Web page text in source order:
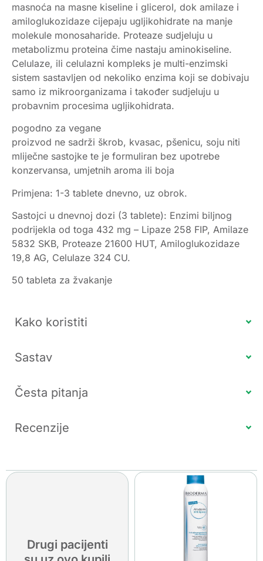
masnoća na masne kiseline i glicerol, dok amilaze i
amiloglukozidaze cijepaju ugljikohidrate na manje
molekule monosaharide. Proteaze sudjeluju u
metabolizmu proteina čime nastaju aminokiseline.
Celulaze, ili celulazni kompleks je multi-enzimski
sistem sastavljen od nekoliko enzima koji se dobivaju
samo iz mikroorganizama i također sudjeluju u
probavnim procesima ugljikohidrata.
pogodno za vegane
proizvod ne sadrži škrob, kvasac, pšenicu, soju niti
mliječne sastojke te je formuliran bez upotrebe
konzervansa, umjetnih aroma ili boja
Primjena: 1-3 tablete dnevno, uz obrok.
Sastojci u dnevnoj dozi (3 tablete): Enzimi biljnog
podrijekla od toga 432 mg – Lipaze 258 FIP, Amilaze
5832 SKB, Proteaze 21600 HUT, Amiloglukozidaze
19,8 AG, Celulaze 324 CU.
50 tableta za žvakanje
Kako koristiti
Sastav
Česta pitanja
Recenzije
Drugi pacijenti